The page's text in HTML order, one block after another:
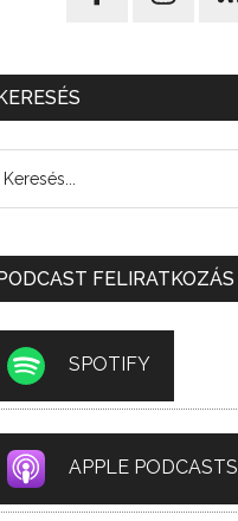
FELIRATKOZÁS
SPOTIFY
APPLE PODCASTS